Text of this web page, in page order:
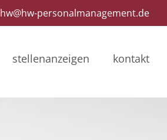
hw@hw-personalmanagement.de
stellenanzeigen kontakt